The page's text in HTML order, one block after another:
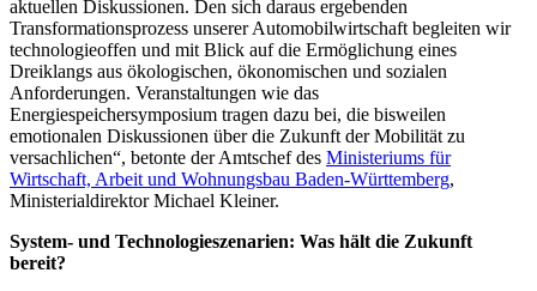
aktuellen Diskussionen. Den sich daraus ergebenden
Transformationsprozess unserer Automobilwirtschaft begleiten wir
technologieoffen und mit Blick auf die Ermöglichung eines
Dreiklangs aus ökologischen, ökonomischen und sozialen
Anforderungen. Veranstaltungen wie das
Energiespeichersymposium tragen dazu bei, die bisweilen
emotionalen Diskussionen über die Zukunft der Mobilität zu
versachlichen“, betonte der Amtschef des Ministeriums für
Wirtschaft, Arbeit und Wohnungsbau Baden-Württemberg,
Ministerialdirektor Michael Kleiner.
System- und Technologieszenarien: Was hält die Zukunft
bereit?